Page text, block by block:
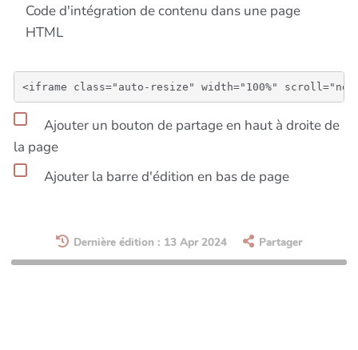
Code d'intégration de contenu dans une page
HTML
Ajouter un bouton de partage en haut à droite de
la page
Ajouter la barre d'édition en bas de page
Dernière édition : 13 Apr 2024 Partager